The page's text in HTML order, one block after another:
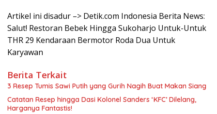
Artikel ini disadur –> Detik.com Indonesia Berita News:
Salut! Restoran Bebek Hingga Sukoharjo Untuk-Untuk
THR 29 Kendaraan Bermotor Roda Dua Untuk
Karyawan
Berita Terkait
3 Resep Tumis Sawi Putih yang Gurih Nagih Buat Makan Siang
Catatan Resep hingga Dasi Kolonel Sanders ‘KFC’ Dilelang,
Harganya Fantastis!